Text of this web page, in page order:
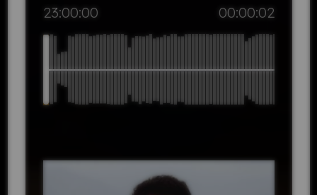
23:00:00 00:00:02